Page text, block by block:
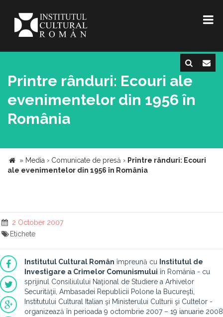
Printre rânduri: Ecouri ale
evenimentelor din 1956 în
România
» Media › Comunicate de presă › Printre rânduri: Ecouri
ale evenimentelor din 1956 în România
2 October 2007
Etichete
Institutul Cultural Român împreună cu
Institutul de
Investigare a Crimelor Comunismului în România - cu
sprijinul Consiliulului Naţional de Studiere a Arhivelor
Securităţii, Ambasadei Republicii Polone la Bucureşti,
Institutului Cultural Italian şi Ministerului Culturii şi Cultelor -
organizează în perioada 9 octombrie 2007 – 19 ianuarie 2008